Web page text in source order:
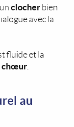
clocher bien
avec la
fluide et la
chœur.
au